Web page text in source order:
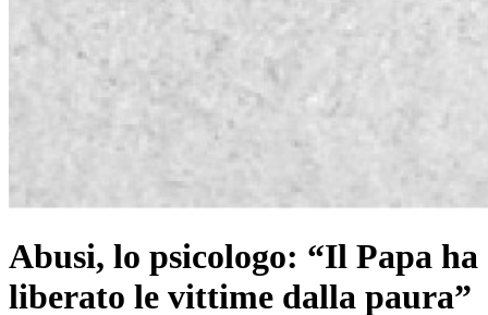
Abusi, lo psicologo: “Il Papa ha
liberato le vittime dalla paura”